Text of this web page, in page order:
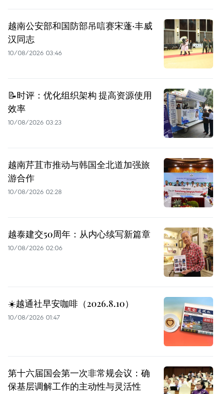
越南公安部和国防部吊唁赛宋蓬·丰威
汉同志
10/08/2026 03:46
📝时评：优化组织架构 提高资源使用
效率
10/08/2026 03:23
越南芹苴市推动与韩国全北道加强旅
游合作
10/08/2026 02:28
越泰建交50周年：从内心续写新篇章
10/08/2026 02:06
☀️越通社早安咖啡（2026.8.10）
10/08/2026 01:47
第十六届国会第一次非常规会议：确
保基层调解工作的主动性与灵活性